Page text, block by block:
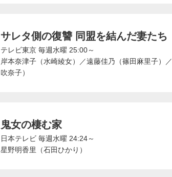
サレタ側の復讐 同盟を結んだ妻たち
テレビ東京 毎週水曜 25:00～
岸本奈津子（水崎綾女）
／遠藤佳乃（篠田麻里子） ／
吹奈子）
鬼女の棲む家
日本テレビ 毎週水曜 24:24～
星野明香里（石田ひかり）